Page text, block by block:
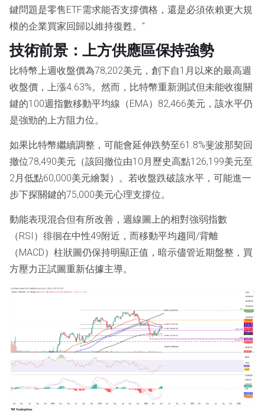
鍵問題是零售ETF需求能否支撐價格，還是必須依賴更大規
模的企業買家回歸以維持復甦。"
技術前景：上方供應區保持強勢
比特幣上週收盤價為78,202美元，創下自1月以來的最高週
收盤價，上漲4.63%。然而，比特幣重新測試但未能收復關
鍵的100週指數移動平均線（EMA）82,466美元，該水平仍
是強勁的上方阻力位。
如果比特幣繼續調整，可能會延伸跌勢至61.8%斐波那契回
撤位78,490美元（該回撤位由10月歷史高點126,199美元至
2月低點60,000美元繪製）。若收盤跌破該水平，可能進一
步下探關鍵的75,000美元心理支撐位。
動能表現混合但有所改善，週線圖上的相對強弱指數
（RSI）徘徊在中性49附近，而移動平均趨同/背離
（MACD）柱狀圖仍保持明顯正值，暗示儘管近期盤整，買
方壓力正試圖重新佔據主導。